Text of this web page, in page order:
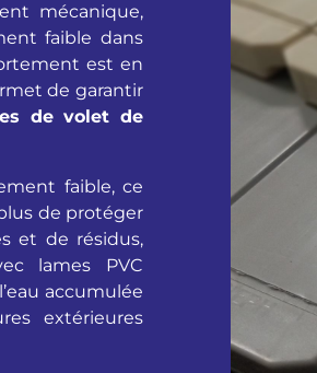
mécanique,
faible dans
est en
de garantir
de volet de
faible, ce
de protéger
et de résidus,
lames PVC
accumulée
extérieures